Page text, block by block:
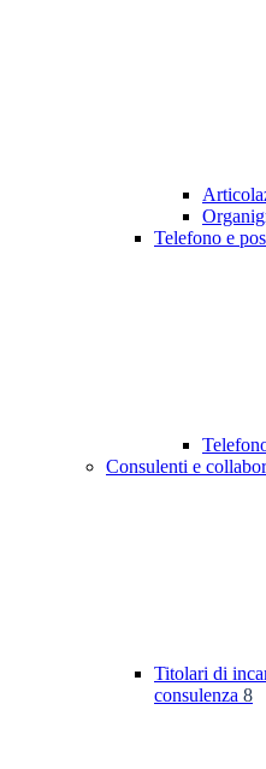
Telefono e
Consulenti e
Titolari di
consulenza 8